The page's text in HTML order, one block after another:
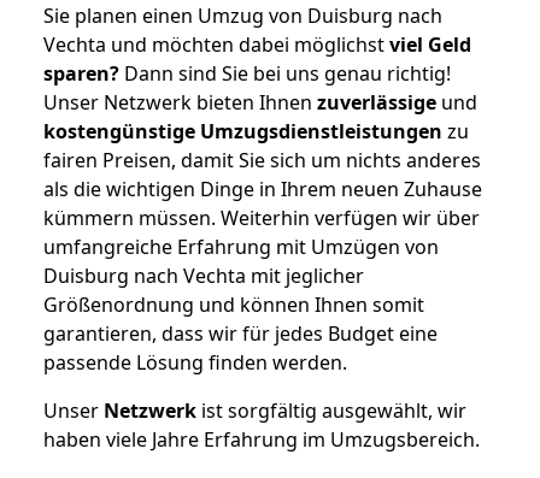
Sie planen einen Umzug von Duisburg nach
Vechta und möchten dabei möglichstviel Geld
sparen? Dann sind Sie bei uns genau richtig!
Unser Netzwerk bieten Ihnen zuverlässige und
kostengünstige Umzugsdienstleistungen zu
fairen Preisen, damit Sie sich um nichts anderes
als die wichtigen Dinge in Ihrem neuen Zuhause
kümmern müssen. Weiterhin verfügen wir über
umfangreiche Erfahrung mit Umzügen von
Duisburg nach Vechta mit jeglicher
Größenordnung und können Ihnen somit
garantieren, dass wir für jedes Budget eine
passende Lösung finden werden.
Unser Netzwerk ist sorgfältig ausgewählt, wir
haben viele Jahre Erfahrung im Umzugsbereich.